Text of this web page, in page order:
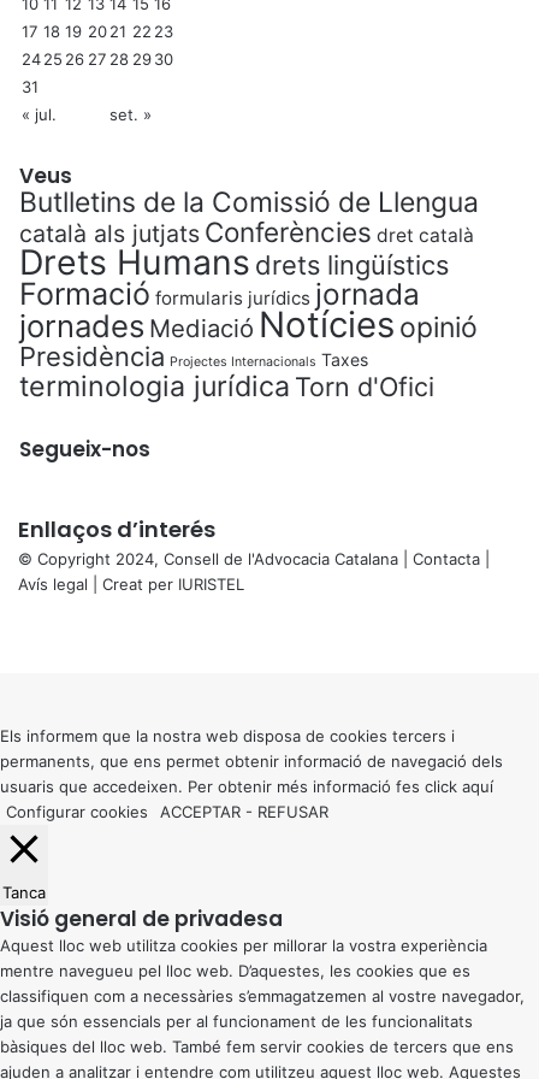
17 18 19 2021 22 23
2425 26 27 28 2930
31
« jul.
set. »
Veus
Butlletins de la Comissió de Llengua
català als jutjats Conferències dret català
Drets Humans drets lingüístics
Formació formularis jurídics jornada
jornades Mediació Notícies opinió
Presidència Projectes Internacionals Taxes
terminologia jurídica Torn d'Ofici
Segueix-nos
Enllaços d’interés
© Copyright 2024, Consell de l'Advocacia Catalana | Contacta
Avís legal | Creat per IURISTEL
button
Els informem que la nostra web disposa de cookies tercers i
permanents, que ens permet obtenir informació de navegació dels
usuaris que accedeixen. Per obtenir més informació fes click aquí
Configurar cookies
ACCEPTAR - REFUSAR
Tanca
Visió general de privadesa
Aquest lloc web utilitza cookies per millorar la vostra experiència
mentre navegueu pel lloc web. D’aquestes, les cookies que es
classifiquen com a necessàries s’emmagatzemen al vostre navegador,
ja que són essencials per al funcionament de les funcionalitats
bàsiques del lloc web. També fem servir cookies de tercers que ens
ajuden a analitzar i entendre com utilitzeu aquest lloc web. Aquestes